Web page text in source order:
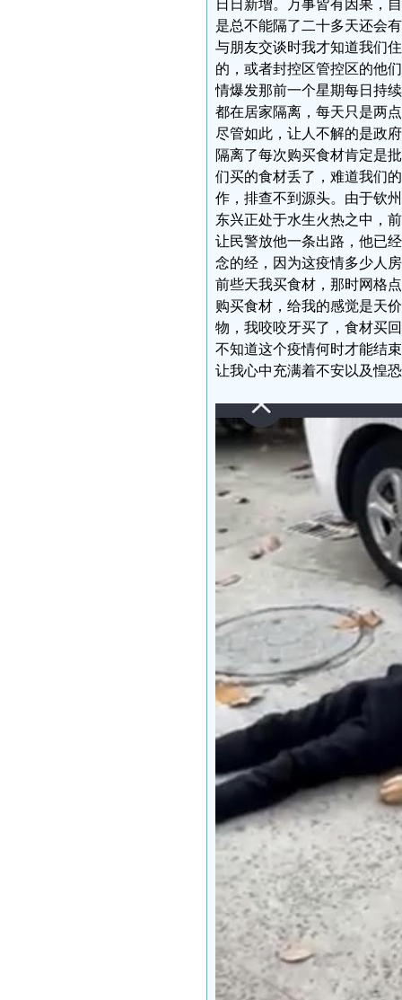
日日新增。万事皆有因果，
是总不能隔了二十多天还会
与朋友交谈时我才知道我们
的，或者封控区管控区的他
情爆发那前一个星期每日持
都在居家隔离，每天只是两
尽管如此，让人不解的是政
隔离了每次购买食材肯定是
们买的食材丢了，难道我们
作，排查不到源头。由于钦
东兴正处于水生火热之中，
让民警放他一条出路，他已
念的经，因为这疫情多少人
前些天我买食材，那时网格
购买食材，给我的感觉是天
物，我咬咬牙买了，食材买
不知道这个疫情何时才能结
让我心中充满着不安以及惶